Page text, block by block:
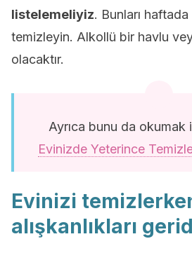
listelemeliyiz. Bunları
temizleyin. Alkollü bir havlu
olacaktır.
Ayrıca bunu da okumak
Evinizde Yeterince
Evinizi
alışkanlıkları